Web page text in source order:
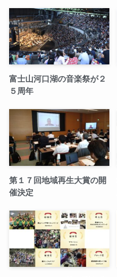
富士山河口湖の音楽祭が２
５周年
第１７回地域再生大賞の開
催決定